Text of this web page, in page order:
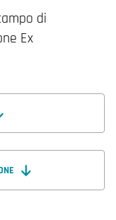
di
Ex